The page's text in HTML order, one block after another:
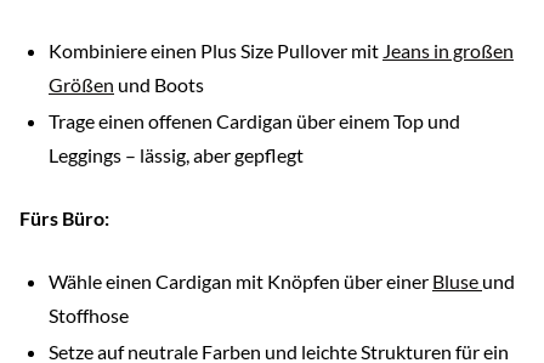
Kombiniere einen Plus Size Pullover mit Jeans in großen
Größen und Boots
Trage einen offenen Cardigan über einem Top und
Leggings – lässig, aber gepflegt
Fürs Büro:
Wähle einen Cardigan mit Knöpfen über einer Bluse und
Stoffhose
Setze auf neutrale Farben und leichte Strukturen für ein